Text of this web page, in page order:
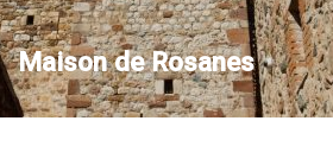
Maison de Rosanes